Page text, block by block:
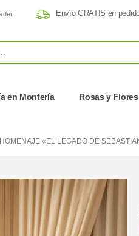
Envío GRATIS en
en Montería Rosas y Flores
«EL LEGADO DE